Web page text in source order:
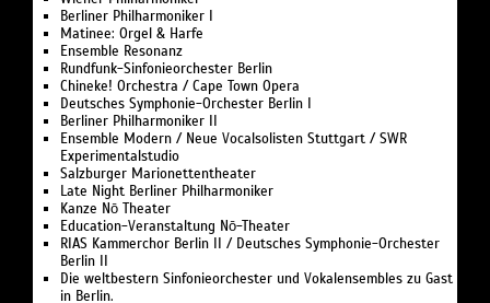
Berliner Philharmoniker I
Matinee: Orgel & Harfe
Ensemble Resonanz
Rundfunk-Sinfonieorchester Berlin
Chineke! Orchestra / Cape Town Opera
Deutsches Symphonie-Orchester Berlin I
Berliner Philharmoniker II
Ensemble Modern / Neue Vocalsolisten Stuttgart / SWR
Experimentalstudio
Salzburger Marionettentheater
Late Night Berliner Philharmoniker
Kanze Nō Theater
Education-Veranstaltung Nō-Theater
RIAS Kammerchor Berlin II / Deutsches Symphonie-Orchester
Berlin II
Die weltbestern Sinfonieorchester und Vokalensembles zu Gast
in Berlin.